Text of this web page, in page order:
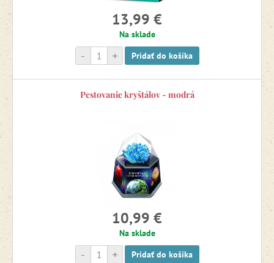
13,99 €
Na sklade
+
- Pridať do košíka
Pestovanie kryštálov - modrá
10,99 €
Na sklade
+
- Pridať do košíka